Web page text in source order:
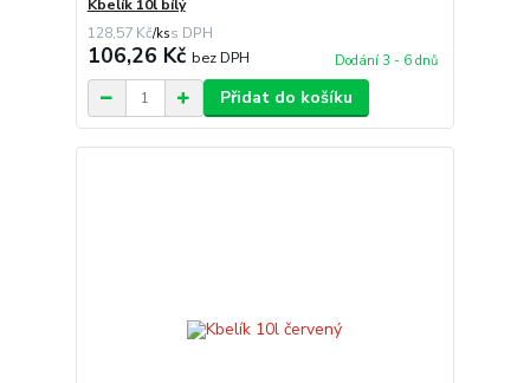
Kbelík 10l bílý
128,57 Kč/ks
106,26 Kč bez DPH Dodání 3 - 6 dnů
Přidat do košíku